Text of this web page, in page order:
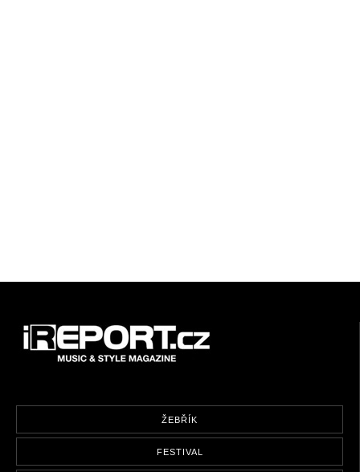
ŽEBŘÍK
FESTIVAL